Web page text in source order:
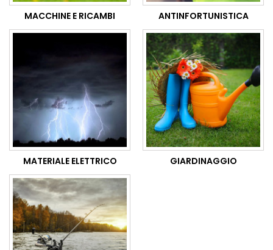
MACCHINE E RICAMBI ANTINFORTUNISTICA
MATERIALE ELETTRICO GIARDINAGGIO